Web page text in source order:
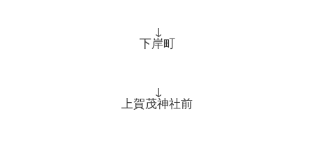
↓
下岸町
↓
上賀茂神社前